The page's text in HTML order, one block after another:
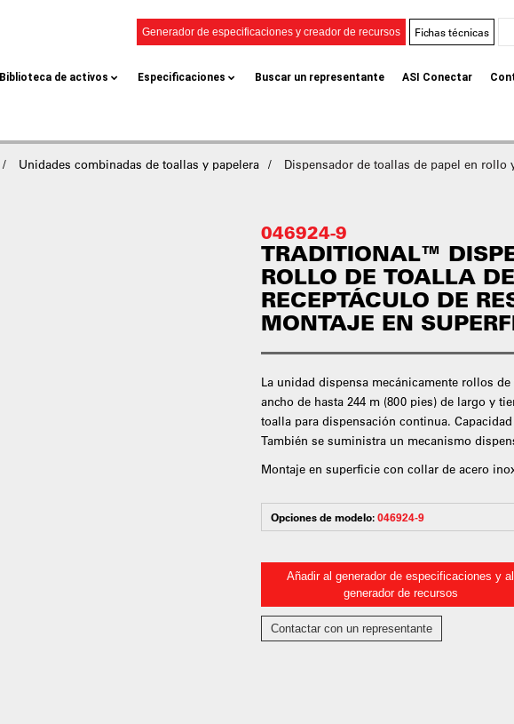
Generador de especificaciones y creador de recursos Fichas técnicas
Biblioteca de activos Especificaciones Buscar un representante ASI Conectar
Unidades combinadas de toallas y papelera
Dispensador de toallas de papel en
046924-9
TRADITIONAL™
ROLLO DE TOALLA
RECEPTÁCULO DE
MONTAJE EN
La unidad dispensa mecánicamente rollos de
ancho de hasta 244 m (800 pies) de largo y
toalla para dispensación continua.
También se suministra un mecanismo
Montaje en superficie con collar de acero
Opciones de modelo:046924-9
Añadir al generador de especificaciones y al
generador de recursos
Contactar con un representante